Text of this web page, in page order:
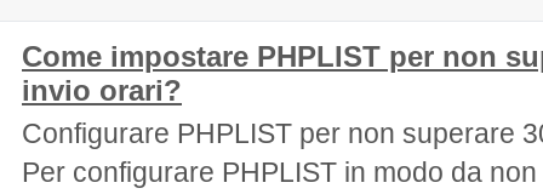
Come impostare PHPLIST per non
invio orari?
Configurare PHPLIST per non superare
Per configurare PHPLIST in modo da